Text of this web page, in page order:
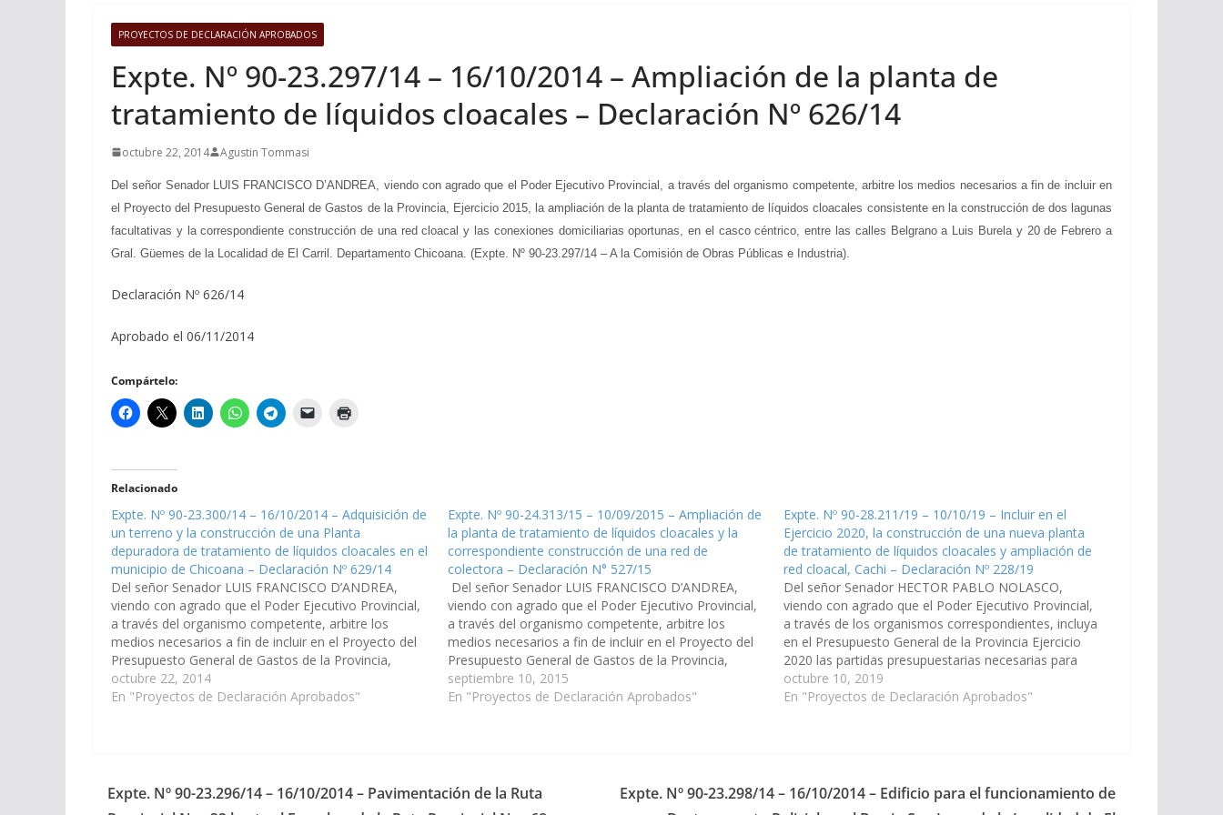
PROYECTOS DE DECLARACIÓN APROBADOS
Expte. Nº 90-23.297/14 – 16/10/2014 – Ampliación de la planta de
tratamiento de líquidos cloacales – Declaración Nº 626/14
octubre 22, 2014 Agustin Tommasi
Del señor Senador LUIS FRANCISCO D’ANDREA, viendo con agrado que el Poder Ejecutivo Provincial, a través del organismo competente, arbitre los medios necesarios a fin de incluir en
el Proyecto del Presupuesto General de Gastos de la Provincia, Ejercicio 2015, la ampliación de la planta de tratamiento de líquidos cloacales consistente en la construcción de dos lagunas
facultativas y la correspondiente construcción de una red cloacal y las conexiones domiciliarias oportunas, en el casco céntrico, entre las calles Belgrano a Luis Burela y 20 de Febrero a
Gral. Güemes de la Localidad de El Carril. Departamento Chicoana. (Expte. Nº 90-23.297/14 – A la Comisión de Obras Públicas e Industria).
Declaración Nº 626/14
Aprobado el 06/11/2014
Compártelo:
Relacionado
Expte. Nº 90-23.300/14 – 16/10/2014 – Adquisición de
un terreno y la construcción de una Planta
depuradora de tratamiento de líquidos cloacales en el
municipio de Chicoana – Declaración Nº 629/14
Del señor Senador LUIS FRANCISCO D’ANDREA,
viendo con agrado que el Poder Ejecutivo Provincial,
a través del organismo competente, arbitre los
medios necesarios a fin de incluir en el Proyecto del
Presupuesto General de Gastos de la Provincia,
Ejercicio 2015, la adquisición de un terreno y la
construcción de una…
octubre 22, 2014
En "Proyectos de Declaración Aprobados"
Expte. Nº 90-24.313/15 – 10/09/2015 – Ampliación de
la planta de tratamiento de líquidos cloacales y la
correspondiente construcción de una red de
colectora – Declaración N° 527/15
Del señor Senador LUIS FRANCISCO D’ANDREA,
viendo con agrado que el Poder Ejecutivo Provincial,
a través del organismo competente, arbitre los
medios necesarios a fin de incluir en el Proyecto del
Presupuesto General de Gastos de la Provincia,
Ejercicio 2016, la ampliación de la planta de
tratamiento de líquidos cloacales…
septiembre 10, 2015
En "Proyectos de Declaración Aprobados"
Expte. Nº 90-28.211/19 – 10/10/19 – Incluir en el
Ejercicio 2020, la construcción de una nueva planta
de tratamiento de líquidos cloacales y ampliación de
red cloacal, Cachi – Declaración Nº 228/19
Del señor Senador HECTOR PABLO NOLASCO,
viendo con agrado que el Poder Ejecutivo Provincial,
a través de los organismos correspondientes, incluya
en el Presupuesto General de la Provincia Ejercicio
2020 las partidas presupuestarias necesarias para
que se proceda a la construcción de una nueva planta
de tratamiento de líquidos cloacales…
octubre 10, 2019
En "Proyectos de Declaración Aprobados"
Expte. Nº 90-23.296/14 – 16/10/2014 – Pavimentación de la Ruta
Expte. Nº 90-23.298/14 – 16/10/2014 – Edificio para el funcionamiento de